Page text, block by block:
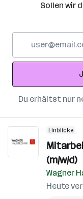
Sollen wir
Adresse
Du erhältst nur
Einblicke
(m/w/d)
Wagner
Heute